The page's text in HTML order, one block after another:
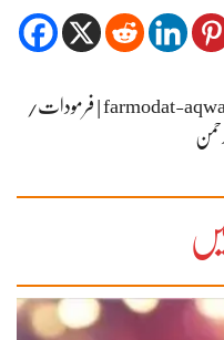
farmodat-aqwal-sultan-ul-ashiqeen | فرمودات/